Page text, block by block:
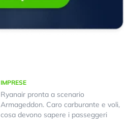
IMPRESE
Ryanair pronta a scenario
Armageddon. Caro carburante e voli,
cosa devono sapere i passeggeri